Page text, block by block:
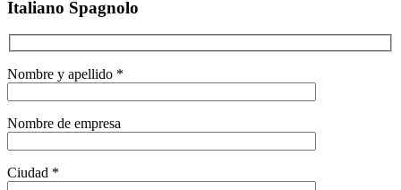
Italiano Spagnolo
Nombre y apellido *
Nombre de empresa
Ciudad *